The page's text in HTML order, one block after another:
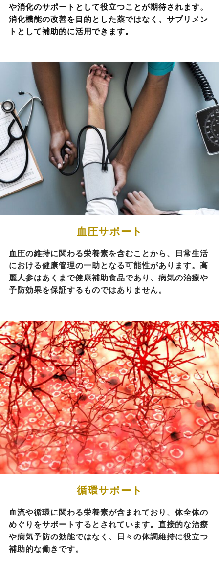
や消化のサポートとして役立つことが期待されます。
消化機能の改善を目的とした薬ではなく、サプリメン
トとして補助的に活用できます。
血圧サポート
血圧の維持に関わる栄養素を含むことから、日常生活
における健康管理の一助となる可能性があります。高
麗人参はあくまで健康補助食品であり、病気の治療や
予防効果を保証するものではありません。
循環サポート
血流や循環に関わる栄養素が含まれており、体全体の
めぐりをサポートするとされています。直接的な治療
や病気予防の効能ではなく、日々の体調維持に役立つ
補助的な働きです。